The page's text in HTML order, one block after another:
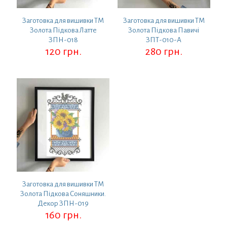
Заготовка для вишивки ТМ
Золота Підкова Латте
ЗПН-018
120 грн.
Заготовка для вишивки ТМ
Золота Підкова Павичі
ЗПТ-010-А
280 грн.
Заготовка для вишивки ТМ
Золота Підкова Соняшники.
Декор ЗПН-019
160 грн.